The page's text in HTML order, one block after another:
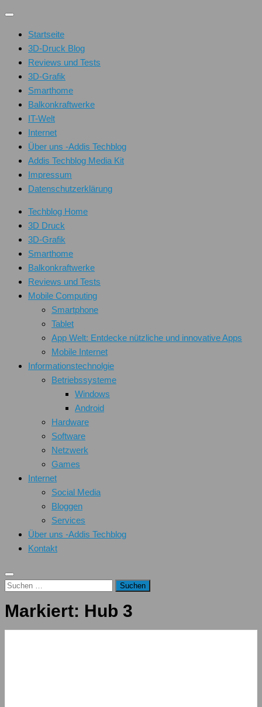
Unter
Inhalt
Startseite
3D-Druck Blog
Reviews und Tests
3D-Grafik
Smarthome
Balkonkraftwerke
IT-Welt
Internet
Über uns -Addis Techblog
Addis Techblog Media Kit
Impressum
Datenschutzerklärung
Techblog Home
3D Druck
3D-Grafik
Smarthome
Balkonkraftwerke
Reviews und Tests
Mobile Computing
Smartphone
Tablet
App Welt: Entdecke nützliche und innovative Apps
Mobile Internet
Informationstechnolgie
Betriebssysteme
Windows
Android
Hardware
Software
Netzwerk
Games
Internet
Social Media
Bloggen
Services
Über uns -Addis Techblog
Kontakt
Suchen
Markiert: Hub 3